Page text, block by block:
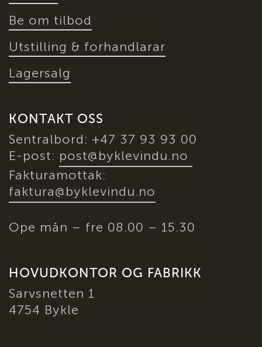
Be om tilbod
Utstilling & forhandlarar
Lagersalg
KONTAKT OSS
Sentralbord: +47 37 93 93 00
E-post: post@byklevindu.no
Fakturamottak:
faktura@byklevindu.no
Ope mån – fre 08.00 – 15.30
HOVUDKONTOR OG FABRIKK
Sarvsnetten 1
4754 Bykle